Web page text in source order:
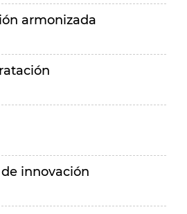
armonizada
innovación